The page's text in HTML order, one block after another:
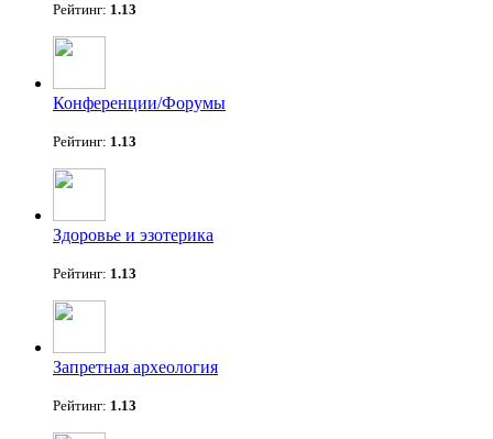
Рейтинг: 1.13
Конференции/Форумы
Рейтинг: 1.13
Здоровье и эзотерика
Рейтинг: 1.13
Запретная археология
Рейтинг: 1.13